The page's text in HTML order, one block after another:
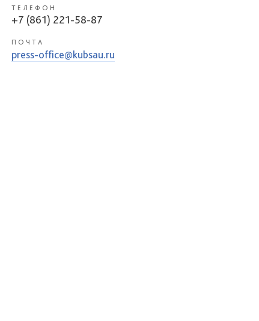
ТЕЛЕФОН
+7 (861) 221-58-87
ПОЧТА
press-office@kubsau.ru